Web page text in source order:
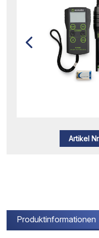
Artikel
Produktinformationen